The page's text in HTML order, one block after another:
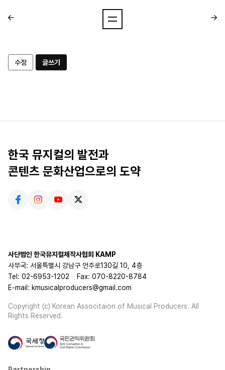
수정 글쓰기
한국 뮤지컬의 발전과
콘텐츠 문화산업으로의 도약
사단법인 한국뮤지컬제작사협회 KAMP
사무국: 서울특별시 강남구 언주로130길 10, 4층
Tel: 02-6953-1202
Fax: 070-8220-8784
E-mail: kmusicalproducers@gmail.com
Copyright (c) Korean Associtaion of Musical Producers. All
Rights Reserved.